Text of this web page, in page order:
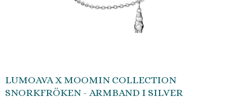
LUMOAVA X MOOMIN COLLECTION
SNORKFRÖKEN - ARMBAND I SILVER